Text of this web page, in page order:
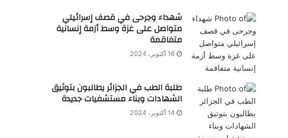
شهداء وجرحى في قصف إسرائيلي
متواصل على غزة وسط أزمة إنسانية
متفاقمة
16 أكتوبر، 2024
طلبة الطب في الجزائر يطالبون بتوثيق
الشهادات وبناء مستشفيات جديدة
14 أكتوبر، 2024